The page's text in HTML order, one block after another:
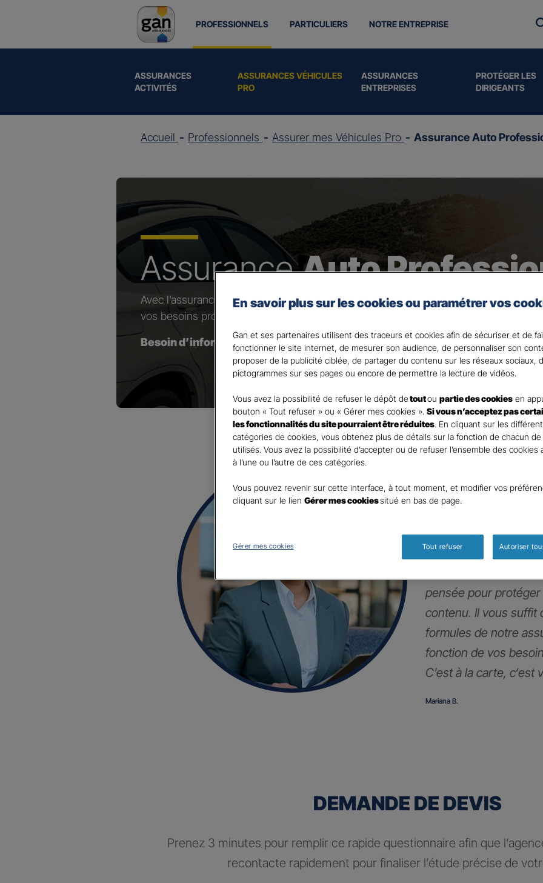
PROFESSIONNELS
ASSURANCES
ACTIVITÉS
ASSURANCES VÉHICULES
PRO
ASSURANCES
ENTREPRISES
PROTÉGER LES
DIRIGEANTS
PARTICULIERS NOTRE ENTREPRISE
Accueil Professionnels Assurer mes Véhicules Pro Assurance Auto
AssuranceAuto
Avec l’assurance dédiée aux véhicules professionnels, vous choisissez une
vos besoins professionnels.
Besoin d’information(s) ? Votre Agent général est là pour vous accompagner.
d’expert
pensée pour
contenu. Il vous suffit
formules de notre
fonction de vos
C’est à la carte, c‘est
Mariana B.
DEMANDE DE DEVIS
Prenez 3 minutes pour remplir ce rapide questionnaire afin que
recontacte rapidement pour finaliser l’étude précise de
En savoir plus sur les cookies ou paramétrer vos
Gan et ses partenaires utilisent des traceurs et cookies afin de sécuriser et de
fonctionner le site internet, de mesurer son audience, de personnaliser son
proposer de la publicité ciblée, de partager du contenu sur les réseaux sociaux,
pictogrammes sur ses pages ou encore de permettre la lecture de vidéos.
Vous avez la possibilité de refuser le dépôt detoutou partie des cookies en
bouton « Tout refuser » ou « Gérer mes cookies ». Si vous n’acceptez pas
les fonctionnalités du site pourraient être réduites. En cliquant sur les
catégories de cookies, vous obtenez plus de détails sur la fonction de chacun
utilisés. Vous avez la possibilité d’accepter ou de refuser l’ensemble des cookies
à l’une ou l’autre de ces catégories.
Vous pouvez revenir sur cette interface, à tout moment, et modifier vos
cliquant sur le lien Gérer mes cookiessitué en bas de page.
Gérer mes cookies Tout refuser Autoriser